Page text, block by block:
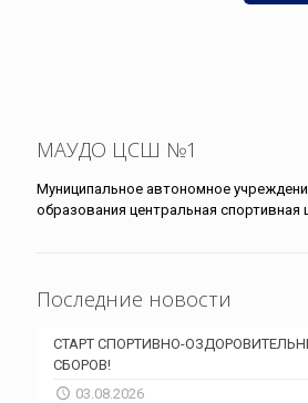
МАУДО ЦСШ №1
Муниципальное автономное
образования центральная
Последние новости
СТАРТ СПОРТИВНО-
СБОРОВ!
03.08.2026